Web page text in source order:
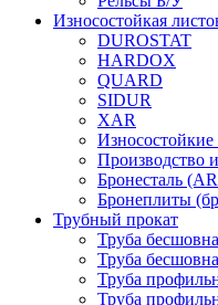
Износостойкая
DUROSTAT
HARDOX
QUARD
SIDUR
XAR
Производство
Бронесталь
Бронеплиты
Трубный прокат
Труба
Труба
Труба
Труба